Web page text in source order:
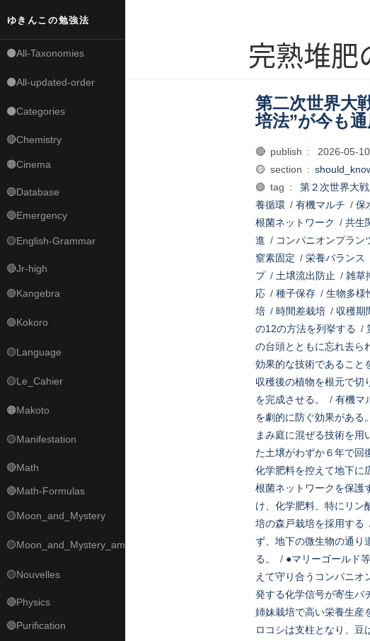
ゆきんこの勉強法
⚫All-Taxonomies
⚫All-updated-order
⚫Categories
🔴Chemistry
🟠Cinema
🔵Database
🔵Emergency
🟡English-Grammar
🔴Jr-high
🟣Kangebra
🟣Kokoro
🟡Language
🟡Le_Cahier
🟠Makoto
🟡Manifestation
🔴Math
🔴Math-Formulas
🟡Moon_and_Mystery
🟡Moon_and_Mystery_am
🟡Nouvelles
🔴Physics
🔵Purification
完熟堆肥
第二次世界大
培法”が今も
🔴 publish : 2026-05-
🟡 section :
🟢 tag :
第２次世界大戦
養循環/ 有機マルチ / 保
根菌ネットワーク / 共生
進 / コンパニオンプラン
窒素固定 / 栄養バランス
プ/ 土壌流出防止 / 雑草
応/ 種子保存/ 生物多様
培/ 時間差栽培/ 収穫期
の12の方法を列挙する /
の台頭とともに忘れ去ら
効果的な技術であること
収穫後の植物を根元で切
を完成させる。
/ 有機マ
を劇的に防ぐ効果がある。
まみ庭に混ぜる技術を用
た土壌がわずか６年で回
化学肥料を控えて地下に
根菌ネットワークを保護
け、化学肥料、特にリン
培の森戸栽培を採用する
ず、地下の微生物の通り
る。
/ ●マリーゴールド
えて守り合うコンパニオ
発する化学信号が寄生バ
姉妹栽培で高い栄養生産
ロコシは支柱となり、豆